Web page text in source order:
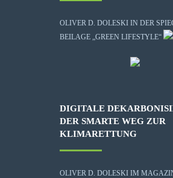
OLIVER D. DOLESKI IN DER
BEILAGE „GREEN LIFESTYLE“
DIGITALE
DER SMARTE WEG ZUR
KLIMARETTUNG
OLIVER D. DOLESKI IM